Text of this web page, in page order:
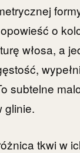
o
włosa, a
subtelne
glinie.
tkwi w